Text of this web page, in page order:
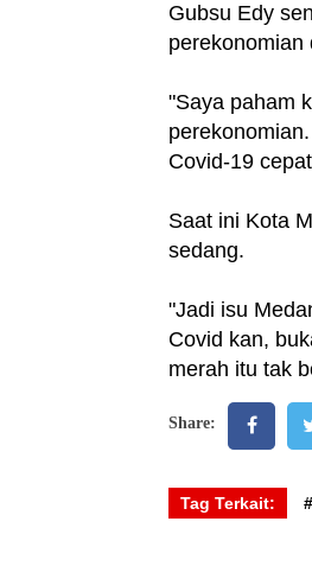
Gubsu Edy
perekonomian
"Saya paham
Covid-19
Saat ini Kota
sedang.
"Jadi isu
Covid kan,
merah itu tak
Share:
Tag Terkait: